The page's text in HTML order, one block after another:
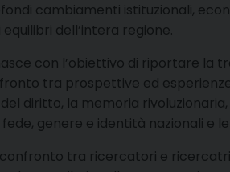
cambiamenti istituzionali,
equilibri dell’intera regione.
con l’obiettivo di riportare la
tra prospettive ed
diritto, la memoria
genere e identità nazionali e
tra ricercatori e